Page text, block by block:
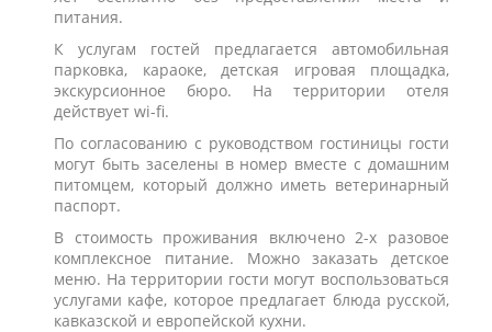
питания.
К услугам гостей предлагается автомобильная
парковка, караоке, детская игровая площадка,
экскурсионное бюро. На территории отеля
действует wi-fi.
По согласованию с руководством гостиницы гости
могут быть заселены в номер вместе с домашним
питомцем, который должно иметь ветеринарный
паспорт.
В стоимость проживания включено 2-х разовое
комплексное питание. Можно заказать детское
меню. На территории гости могут воспользоваться
услугами кафе, которое предлагает блюда русской,
кавказской и европейской кухни.